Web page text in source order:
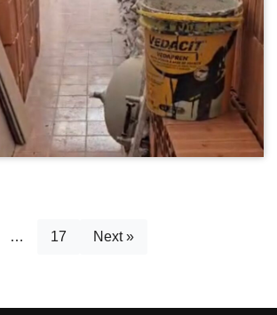
… 17 Next »